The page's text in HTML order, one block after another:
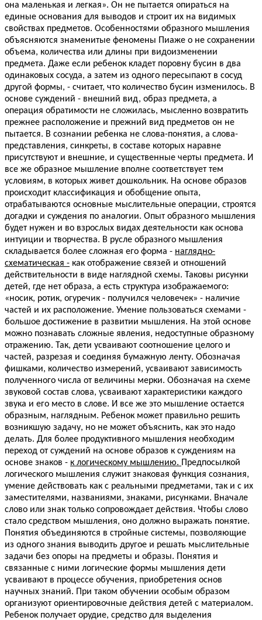
она маленькая и легкая». Он не пытается опираться на
единые основания для выводов и строит их на видимых
свойствах предметов. Особенностями образного мышления
объясняются знаменитые феномены Пиаже о не сохранении
объема, количества или длины при видоизменении
предмета. Даже если ребенок кладет поровну бусин в два
одинаковых сосуда, а затем из одного пересыпают в сосуд
другой формы, - считает, что количество бусин изменилось. В
основе суждений - внешний вид, образ предмета, а
операция обратимости не сложилась, мысленно возвратить
прежнее расположение и прежний вид предметов он не
пытается. В сознании ребенка не слова-понятия, а слова-
представления, синкреты, в составе которых наравне
присутствуют и внешние, и существенные черты предмета. И
все же образное мышление вполне соответствует тем
условиям, в которых живет дошкольник. На основе образов
происходит классификация и обобщение опыта,
отрабатываются основные мыслительные операции, строятся
догадки и суждения по аналогии. Опыт образного мышления
будет нужен и во взрослых видах деятельности как основа
интуиции и творчества. В русле образного мышления
складывается более сложная его форма - наглядно-
схематическая - как отображение связей и отношений
действительности в виде наглядной схемы. Таковы рисунки
детей, где нет образа, а есть структура изображаемого:
«носик, ротик, огуречик - получился человечек» - наличие
частей и их расположение. Умение пользоваться схемами -
большое достижение в развитии мышления. На этой основе
можно познавать сложные явления, недоступные образному
отражению. Так, дети усваивают соотношение целого и
частей, разрезая и соединяя бумажную ленту. Обозначая
фишками, количество измерений, усваивают зависимость
полученного числа от величины мерки. Обозначая на схеме
звуковой состав слова, усваивают характеристики каждого
звука и его место в слове. И все же это мышление остается
образным, наглядным. Ребенок может правильно решить
возникшую задачу, но не может объяснить, как это надо
делать. Для более продуктивного мышления необходим
переход от суждений на основе образов к суждениям на
основе знаков - к логическому мышлению. Предпосылкой
логического мышления служит знаковая функция сознания,
умение действовать как с реальными предметами, так и с их
заместителями, названиями, знаками, рисунками. Вначале
слово или знак только сопровождает действия. Чтобы слово
стало средством мышления, оно должно выражать понятие.
Понятия объединяются в стройные системы, позволяющие
из одного знания выводить другое и решать мыслительные
задачи без опоры на предметы и образы. Понятия и
связанные с ними логические формы мышления дети
усваивают в процессе обучения, приобретения основ
научных знаний. При таком обучении особым образом
организуют ориентировочные действия детей с материалом.
Ребенок получает орудие, средство для выделения